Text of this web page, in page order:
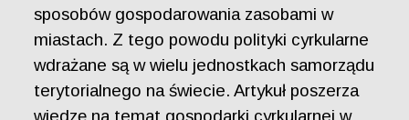
sposobów gospodarowania zasobami w
miastach. Z tego powodu polityki cyrkularne
wdrażane są w wielu jednostkach samorządu
terytorialnego na świecie. Artykuł poszerza
wiedzę na temat gospodarki cyrkularnej w